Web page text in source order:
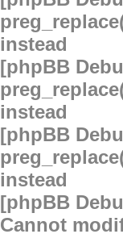
instead
[phpBB
instead
[phpBB
instead
[phpBB
Cannot